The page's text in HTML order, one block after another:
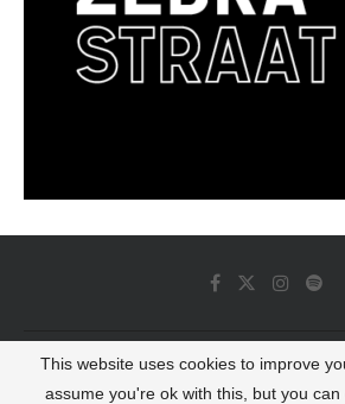
© 2022 - Luminous Dash All
This website uses cookies to improve
assume you're ok with this, but you can